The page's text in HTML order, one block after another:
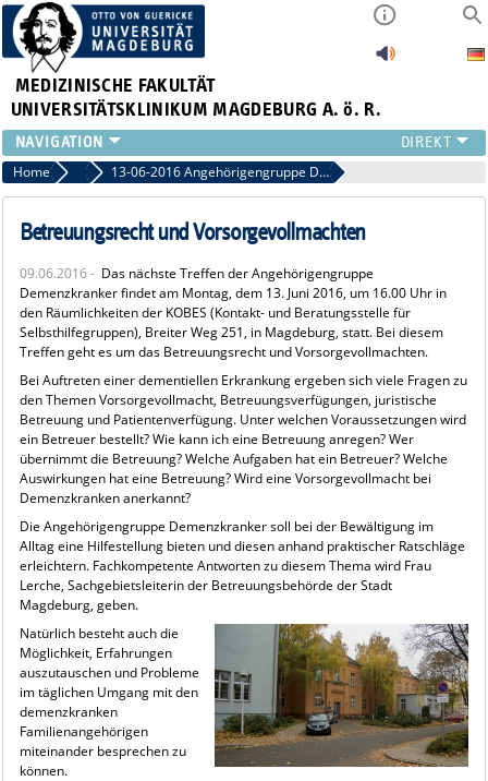
MEDIZINISCHE FAKULTÄT
UNIVERSITÄTSKLINIKUM MAGDEBURG A. ö. R.
INSTITUTE
KLINIKEN
ZENTRALE EINRICHTUNGEN
PRESSE
ÜBER UNS
INTERNATIONAL
INTRANET
Home Archiv 2016 13-06-2016 Angehörigengruppe Demenzkranker
Betreuungsrecht und Vorsorgevollmachten
09.06.2016 - Das nächste Treffen der Angehörigengruppe
Demenzkranker findet am Montag, dem 13. Juni 2016, um 16.00 Uhr in
den Räumlichkeiten der KOBES (Kontakt- und Beratungsstelle für
Selbsthilfegruppen), Breiter Weg 251, in Magdeburg, statt. Bei diesem
Treffen geht es um das Betreuungsrecht und Vorsorgevollmachten.
Bei Auftreten einer dementiellen Erkrankung ergeben sich viele Fragen zu
den Themen Vorsorgevollmacht, Betreuungsverfügungen, juristische
Betreuung und Patientenverfügung. Unter welchen Voraussetzungen wird
ein Betreuer bestellt? Wie kann ich eine Betreuung anregen? Wer
übernimmt die Betreuung? Welche Aufgaben hat ein Betreuer? Welche
Auswirkungen hat eine Betreuung? Wird eine Vorsorgevollmacht bei
Demenzkranken anerkannt?
Die Angehörigengruppe Demenzkranker soll bei der Bewältigung im
Alltag eine Hilfestellung bieten und diesen anhand praktischer Ratschläge
erleichtern. Fachkompetente Antworten zu diesem Thema wird Frau
Lerche, Sachgebietsleiterin der Betreuungsbehörde der Stadt
Magdeburg, geben.
Natürlich besteht auch die
Möglichkeit, Erfahrungen
auszutauschen und Probleme
im täglichen Umgang mit den
demenzkranken
Familienangehörigen
miteinander besprechen zu
können.